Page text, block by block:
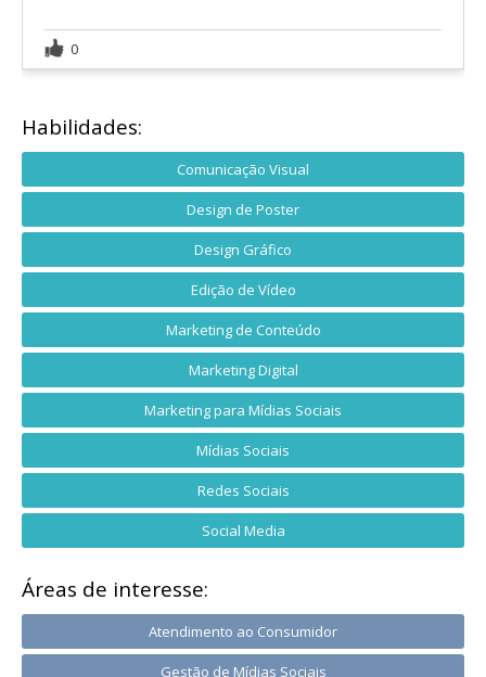
0
Habilidades:
Comunicação Visual
Design de Poster
Design Gráfico
Edição de Vídeo
Marketing de Conteúdo
Marketing Digital
Marketing para Mídias Sociais
Mídias Sociais
Redes Sociais
Social Media
Áreas de interesse:
Atendimento ao Consumidor
Gestão de Mídias Sociais